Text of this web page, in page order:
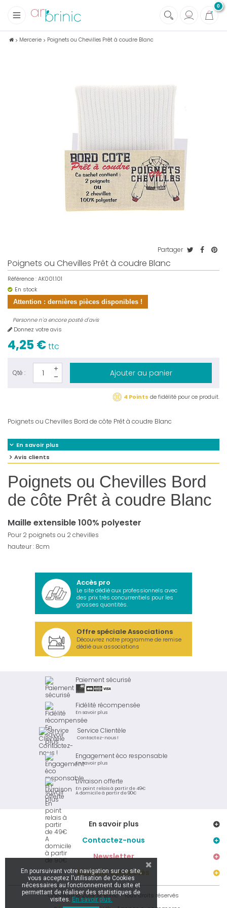
0
Tissus
Maison écologique
Mercerie Poignets ou Chevilles Prêt à coudre Blanc
Partager
Poignets ou Chevilles Prêt à coudre Blanc
Référence :AK001.101
En stock
Attention : dernières pièces disponibles !
Personne n'a encore posté d'avis
Donnez votre avis
4,25 €ttc
Qté : Ajouter au panier
4 Points de fidélité pour ce produit.
Poignets ou Chevilles Bord de côte Prêt à coudre Blanc
En savoir plus
Avis clients
Poignets ou Chevilles Bord
de côte Prêt à coudre Blanc
Maille extensible 100% polyester
Pour 2 poignets ou 2 chevilles
hauteur : 8cm
Accès pro
Le site dédié aux professionnels avec
des prix très concurrentiels pour les
grosses quantités.
Offre spéciale Associations
Découvrez notre programme de remise
dédié aux associations
Paiement sécurisé
Fidélité récompensée
En savoir plus
Service Clientèle
Contactez-nous !
Engagement éco responsable
En savoir plus
Livraison offerte
En point relais à partir de 49€
A domicile à partir de 90€
En savoir plus
Contactez-nous
Newsletter
Restons connectés
Copyright © 2019 Ar Brinic - Tous droits réservés
En poursuivant votre navigation sur ce site,
vous acceptez l'utilisation de Cookies
nécessaires au fonctionnement du site et
permettant de réaliser des statistiques de
visites. En savoir plus.